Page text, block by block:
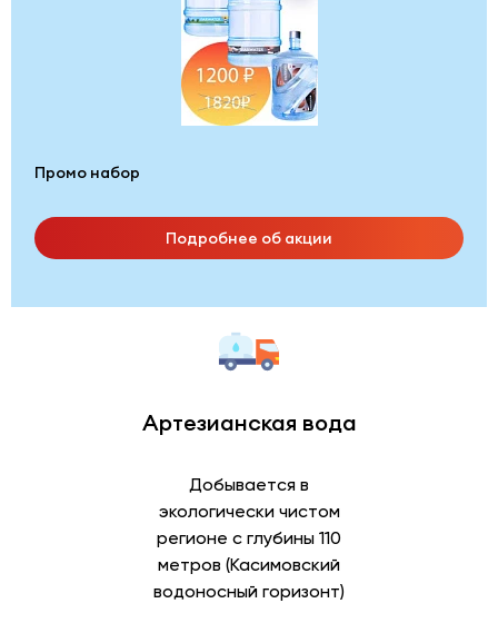
Промо набор
Подробнее об акции
Артезианская вода
Добывается в
экологически чистом
регионе с глубины 110
метров (Касимовский
водоносный горизонт)